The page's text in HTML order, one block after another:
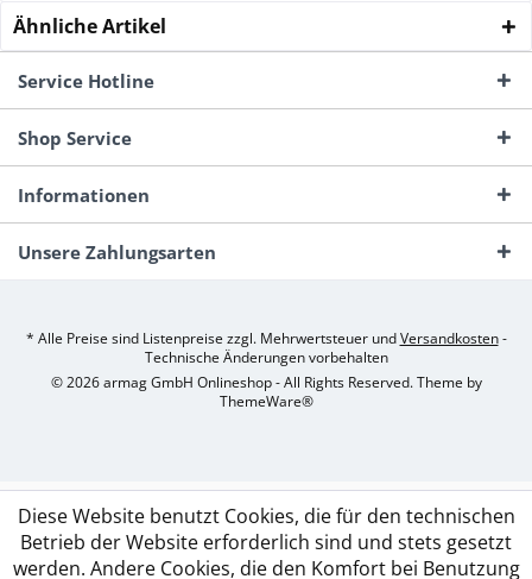
Ähnliche Artikel
Service Hotline
Shop Service
Informationen
Unsere Zahlungsarten
* Alle Preise sind Listenpreise zzgl. Mehrwertsteuer undVersandkosten-
Technische Änderungen vorbehalten
© 2026 armag GmbH Onlineshop - All Rights Reserved. Theme by
ThemeWare®
Diese Website benutzt Cookies, die für den technischen
Betrieb der Website erforderlich sind und stets gesetzt
werden. Andere Cookies, die den Komfort bei Benutzung